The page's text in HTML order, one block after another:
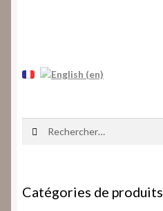
Catégories de produits